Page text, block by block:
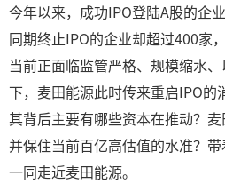
今年以来，成功IPO登陆A股的企
同期终止IPO的企业却超过400家
当前正面临监管严格、规模缩水
下，麦田能源此时传来重启IPO的
其背后主要有哪些资本在推动？麦
并保住当前百亿高估值的水准？
一同走近麦田能源。